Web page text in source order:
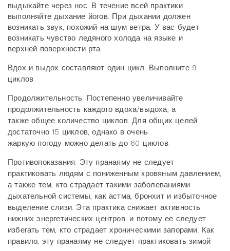
выдыхайте через нос. В течение всей практики
выполняйте дыхание йогов. При дыхании должен
возникать звук, похожий на шум ветра. У вас будет
возникать чувство ледяного холода на языке и
верхней поверхности рта.
Вдох и выдох составляют один цикл. Выполните 9
циклов.
Продолжительность: Постепенно увеличивайте
продолжительность каждого вдоха/выдоха, а
также общее количество циклов. Для общих целей
достаточно 15 циклов, однако в очень
жаркую погоду можно делать до 60 циклов.
Противопоказания: Эту пранаяму не следует
практиковать людям с пониженным кровянымдавлением,
а также тем, кто страдает такими заболеваниями
дыхательной системы, как астма, бронхит и избыточное
выделение слизи. Эта практика снижает активность
нижнихэнергетических центров, и потому ее следует
избегать тем, кто страдает хроническими запорами. Как
правило, эту пранаяму не следует практиковать зимой